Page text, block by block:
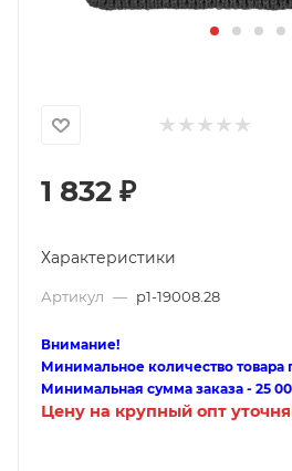
1 832 ₽
Характеристики
Артикул — p1-19008.28
Внимание!
Минимальное количество товара
Минимальная сумма заказа - 25
Цену на крупный опт